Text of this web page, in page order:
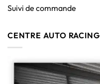
Suivi de commande
CENTRE AUTO RACING